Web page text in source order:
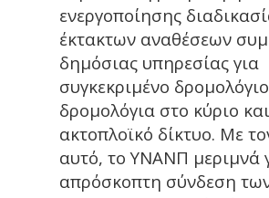
ενεργοποίησης
έκτακτων αναθέσεων
δημόσιας υπηρεσίας για
συγκεκριμένο
δρομολόγια στο κύριο
ακτοπλοϊκό δίκτυο. Με
αυτό, το ΥΝΑΝΠ μεριμνά
απρόσκοπτη σύνδεση